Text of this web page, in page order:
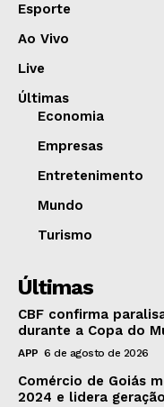
Esporte
Ao Vivo
Live
Últimas
Economia
Empresas
Entretenimento
Mundo
Turismo
Últimas
CBF confirma
durante a Copa do
APP 6 de agosto de 2026
Comércio de Goiás
2024 e lidera